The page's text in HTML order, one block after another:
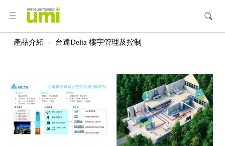
產品介紹 - 台達Delta 樓宇管理及控制